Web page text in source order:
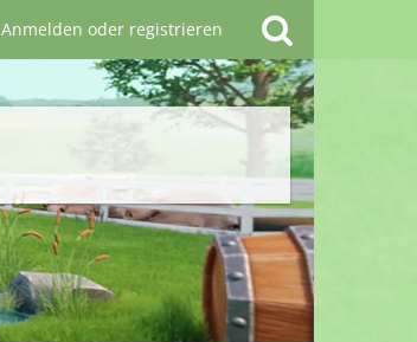
Anmelden oder registrieren